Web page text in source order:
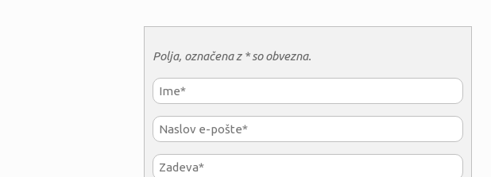
Polja, označena z * so obvezna.